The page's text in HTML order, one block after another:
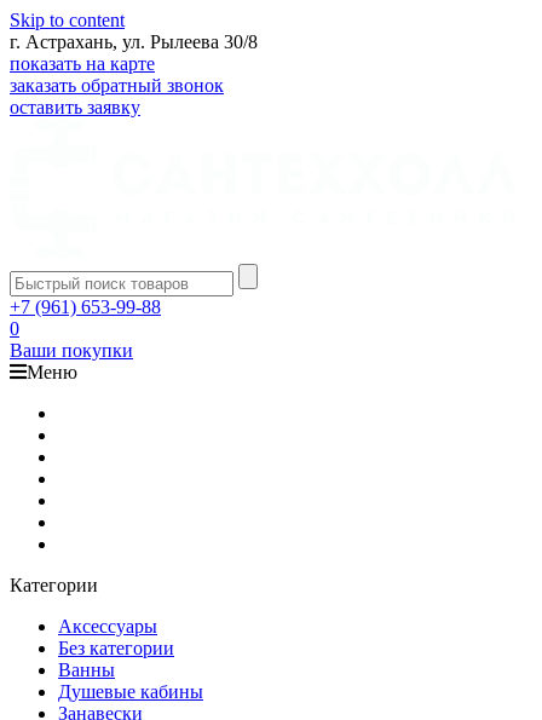
Skip to content
г. Астрахань, ул. Рылеева 30/8
показать на карте
заказать обратный звонок
оставить заявку
+7 (961) 653-99-88
0
Ваши покупки
Меню
Категории
Аксессуары
Без категории
Ванны
Душевые кабины
Занавески